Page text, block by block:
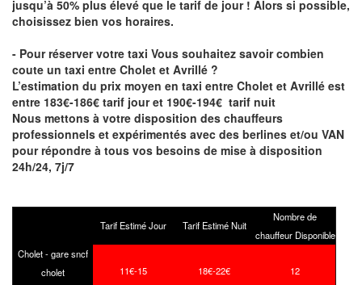
jusqu’à 50% plus élevé que le tarif de jour ! Alors si possible,
choisissez bien vos horaires.
- Pour réserver votre taxi Vous souhaitez savoircombien
coute un taxi entre Cholet et Avrillé ?
L’estimation du prix moyen en taxi entre Cholet et Avrillé est
entre 183€-186€ tarif jour et 190€-194€ tarif nuit
Nous mettons à votre disposition des chauffeurs
professionnels et expérimentés avec des berlines et/ou VAN
pour répondre à tous vos besoins de mise à disposition
24h/24, 7j/7
Tarif Estimé Jour Tarif Estimé Nuit
Nombre de
chauffeur Disponible
Cholet - gare sncf
cholet
11€-15 18€-22€ 12